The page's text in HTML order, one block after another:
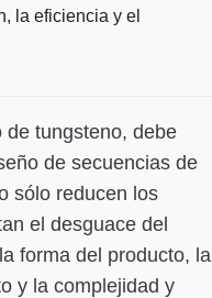
la eficiencia y el
de tungsteno, debe
de secuencias de
sólo reducen los
el desguace del
forma del producto, la
y la complejidad y